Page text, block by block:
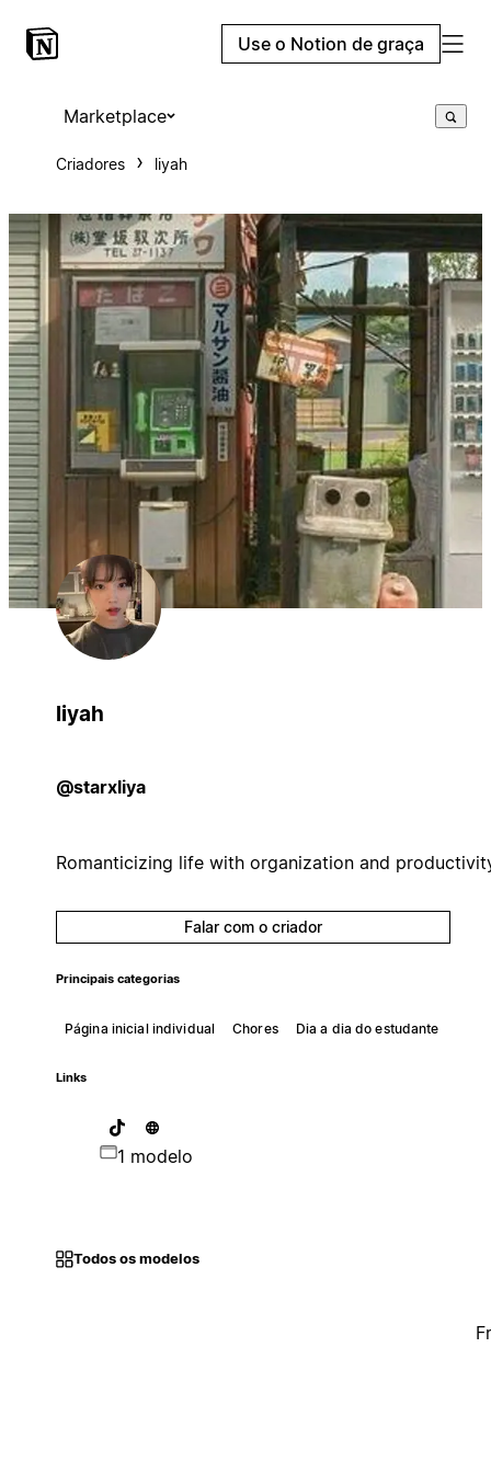
Use o Notion de graça
Marketplace
Criadores liyah
liyah
@starxliya
Romanticizing life with organization and
Falar com o criador
Principais categorias
Página inicial individual Chores Dia a dia do estudante
Links
1 modelo
Todos os modelos